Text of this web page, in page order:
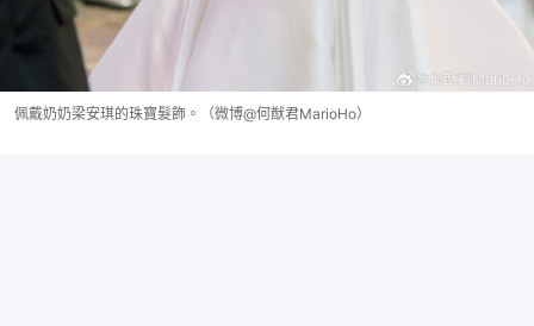
佩戴奶奶梁安琪的珠寶髮飾。（微博@何猷君MarioHo）